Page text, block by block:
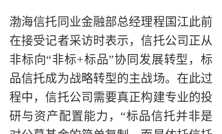
渤海信托同业金融部总经理程国江此前
在接受记者采访时表示，信托公司正从
非标向“非标+标品”协同发展转型，标
品信托成为战略转型的主战场。在此过
程中，信托公司需要真正构建专业的投
研与资产配置能力，“标品信托并非是